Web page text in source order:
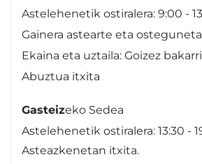
Astelehenetik ostiralera: 9:00 -
Gainera astearte eta
Ekaina eta uztaila: Goizez
Abuztua itxita
Gasteizeko Sedea
Astelehenetik ostiralera: 13:30 -
Asteazkenetan itxita.